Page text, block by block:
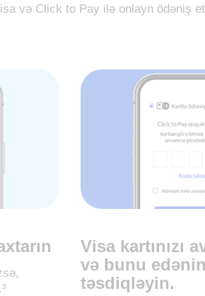
və Click to Pay ilə onlayn ödəniş
Visa kartınızı
və bunu
təsdiqləyin.